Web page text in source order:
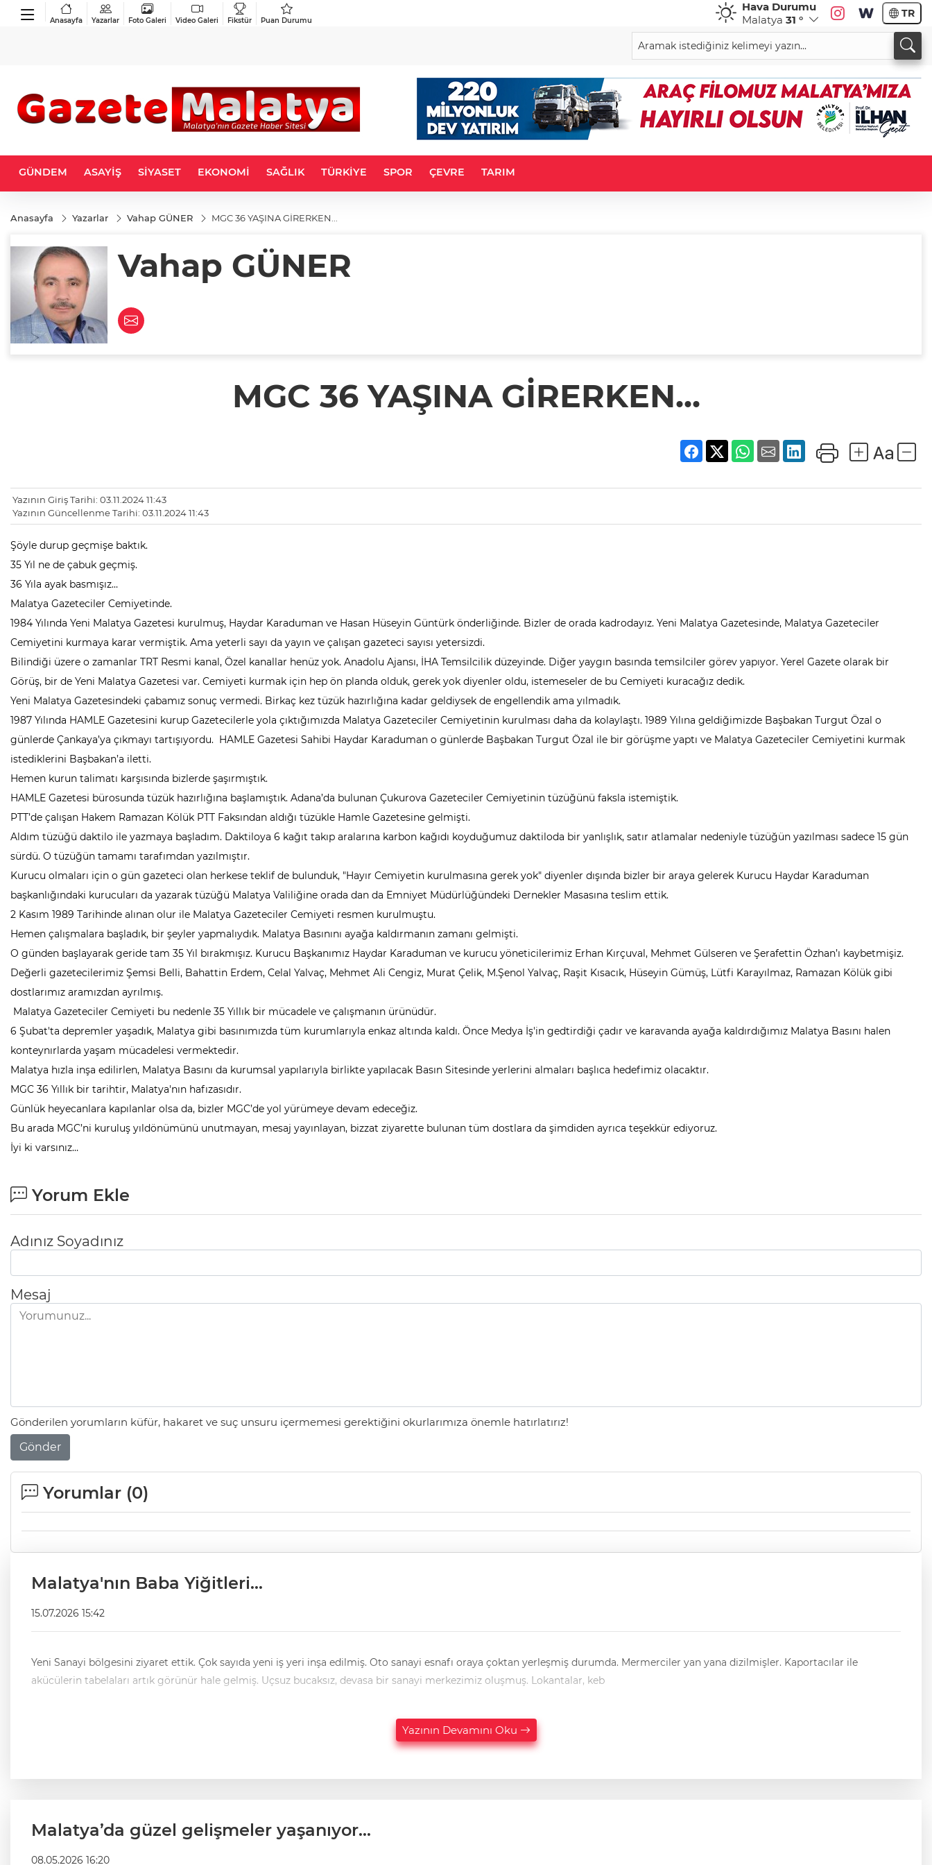
Anasayfa Yazarlar Foto Galeri Video Galeri Fikstür Puan Durumu
Hava Durumu
Malatya 31 ° TR
GÜNDEM ASAYİŞ SİYASET EKONOMİ SAĞLIK TÜRKİYE SPOR ÇEVRE TARIM
Anasayfa Yazarlar Vahap GÜNER MGC 36 YAŞINA GİRERKEN...
Vahap GÜNER
MGC 36 YAŞINA GİRERKEN...
Yazının Giriş Tarihi: 03.11.2024 11:43
Yazının Güncellenme Tarihi: 03.11.2024 11:43
Şöyle durup geçmişe baktık.
35 Yıl ne de çabuk geçmiş.
36 Yıla ayak basmışız…
Malatya Gazeteciler Cemiyetinde.
1984 Yılında Yeni Malatya Gazetesi kurulmuş, Haydar Karaduman ve Hasan Hüseyin Güntürk önderliğinde. Bizler de orada kadrodayız. Yeni Malatya Gazetesinde, Malatya Gazeteciler
Cemiyetini kurmaya karar vermiştik. Ama yeterli sayı da yayın ve çalışan gazeteci sayısı yetersizdi.
Bilindiği üzere o zamanlar TRT Resmi kanal, Özel kanallar henüz yok. Anadolu Ajansı, İHA Temsilcilik düzeyinde. Diğer yaygın basında temsilciler görev yapıyor. Yerel Gazete olarak bir
Görüş, bir de Yeni Malatya Gazetesi var. Cemiyeti kurmak için hep ön planda olduk, gerek yok diyenler oldu, istemeseler de bu Cemiyeti kuracağız dedik.
Yeni Malatya Gazetesindeki çabamız sonuç vermedi. Birkaç kez tüzük hazırlığına kadar geldiysek de engellendik ama yılmadık.
1987 Yılında HAMLE Gazetesini kurup Gazetecilerle yola çıktığımızda Malatya Gazeteciler Cemiyetinin kurulması daha da kolaylaştı. 1989 Yılına geldiğimizde Başbakan Turgut Özal o
günlerde Çankaya’ya çıkmayı tartışıyordu. HAMLE Gazetesi Sahibi Haydar Karaduman o günlerde Başbakan Turgut Özal ile bir görüşme yaptı ve Malatya Gazeteciler Cemiyetini kurmak
istediklerini Başbakan’a iletti.
Hemen kurun talimatı karşısında bizlerde şaşırmıştık.
HAMLE Gazetesi bürosunda tüzük hazırlığına başlamıştık. Adana’da bulunan Çukurova Gazeteciler Cemiyetinin tüzüğünü faksla istemiştik.
PTT’de çalışan Hakem Ramazan Kölük PTT Faksından aldığı tüzükle Hamle Gazetesine gelmişti.
Aldım tüzüğü daktilo ile yazmaya başladım. Daktiloya 6 kağıt takıp aralarına karbon kağıdı koyduğumuz daktiloda bir yanlışlık, satır atlamalar nedeniyle tüzüğün yazılması sadece 15 gün
sürdü. O tüzüğün tamamı tarafımdan yazılmıştır.
Kurucu olmaları için o gün gazeteci olan herkese teklif de bulunduk, "Hayır Cemiyetin kurulmasına gerek yok" diyenler dışında bizler bir araya gelerek Kurucu Haydar Karaduman
başkanlığındaki kurucuları da yazarak tüzüğü Malatya Valiliğine orada dan da Emniyet Müdürlüğündeki Dernekler Masasına teslim ettik.
2 Kasım 1989 Tarihinde alınan olur ile Malatya Gazeteciler Cemiyeti resmen kurulmuştu.
Hemen çalışmalara başladık, bir şeyler yapmalıydık. Malatya Basınını ayağa kaldırmanın zamanı gelmişti.
O günden başlayarak geride tam 35 Yıl bırakmışız. Kurucu Başkanımız Haydar Karaduman ve kurucu yöneticilerimiz Erhan Kırçuval, Mehmet Gülseren ve Şerafettin Özhan’ı kaybetmişiz.
Değerli gazetecilerimiz Şemsi Belli, Bahattin Erdem, Celal Yalvaç, Mehmet Ali Cengiz, Murat Çelik, M.Şenol Yalvaç, Raşit Kısacık, Hüseyin Gümüş, Lütfi Karayılmaz, Ramazan Kölük gibi
dostlarımız aramızdan ayrılmış.
Malatya Gazeteciler Cemiyeti bu nedenle 35 Yıllık bir mücadele ve çalışmanın ürünüdür.
6 Şubat'ta depremler yaşadık, Malatya gibi basınımızda tüm kurumlarıyla enkaz altında kaldı. Önce Medya İş'in gedtirdiği çadır ve karavanda ayağa kaldırdığımız Malatya Basını halen
konteynırlarda yaşam mücadelesi vermektedir.
Malatya hızla inşa edilirlen, Malatya Basını da kurumsal yapılarıyla birlikte yapılacak Basın Sitesinde yerlerini almaları başlıca hedefimiz olacaktır.
MGC 36 Yıllık bir tarihtir, Malatya'nın hafızasıdır.
Günlük heyecanlara kapılanlar olsa da, bizler MGC’de yol yürümeye devam edeceğiz.
Bu arada MGC’ni kuruluş yıldönümünü unutmayan, mesaj yayınlayan, bizzat ziyarette bulunan tüm dostlara da şimdiden ayrıca teşekkür ediyoruz.
İyi ki varsınız…
Yorum Ekle
Adınız Soyadınız
Mesaj
Gönderilen yorumların küfür, hakaret ve suç unsuru içermemesi gerektiğini okurlarımıza önemle hatırlatırız!
Gönder
Yorumlar (0)
Malatya'nın Baba Yiğitleri...
15.07.2026 15:42
Yeni Sanayi bölgesini ziyaret ettik. Çok sayıda yeni iş yeri inşa edilmiş. Oto sanayi esnafı oraya çoktan yerleşmiş durumda. Mermerciler yan yana dizilmişler. Kaportacılar ile
akücülerin tabelaları artık görünür hale gelmiş. Uçsuz bucaksız, devasa bir sanayi merkezimiz oluşmuş. Lokantalar, keb
Yazının Devamını Oku
Malatya’da güzel gelişmeler yaşanıyor...
08.05.2026 16:20